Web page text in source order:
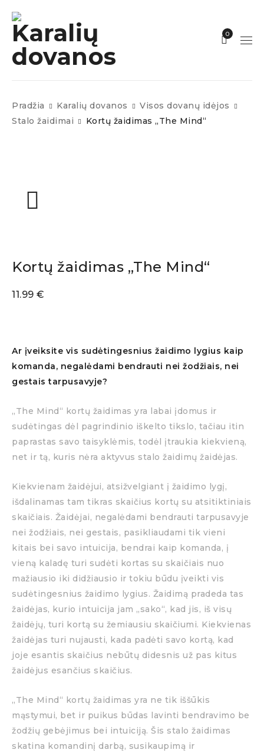
0
Pradžia Karalių dovanos
Visos dovanų idėjos
Stalo žaidimai
Kortų žaidimas „The Mind“
Kortų žaidimas „The Mind“
11.99 €
Ar įveiksite vis sudėtingesnius žaidimo lygius kaip
komanda, negalėdami bendrauti nei žodžiais, nei
gestais tarpusavyje?
„The Mind“ kortų žaidimas yra labai įdomus ir
sudėtingas dėl pagrindinio iškelto tikslo, tačiau itin
paprastas savo taisyklėmis, todėl įtraukia kiekvieną,
net ir tą, kuris nėra aktyvus stalo žaidimų žaidėjas.
Kiekvienam žaidėjui, atsižvelgiant į žaidimo lygį,
išdalinamas tam tikras skaičius kortų su atsitiktiniais
skaičiais. Žaidėjai, negalėdami bendrauti tarpusavyje
nei žodžiais, nei gestais, pasikliaudami tik vieni
kitais bei savo intuicija, bendrai kaip komanda, į
vieną kaladę turi sudėti kortas su skaičiais nuo
mažiausio iki didžiausio ir tokiu būdu įveikti vis
sudėtingesnius žaidimo lygius. Žaidimą pradeda tas
žaidėjas, kurio intuicija jam „sako“, kad jis, iš visų
žaidėjų, turi kortą su žemiausiu skaičiumi. Kiekvienas
žaidėjas turi nujausti, kada padėti savo kortą, kad
joje esantis skaičius nebūtų didesnis už pas kitus
žaidėjus esančius skaičius.
„The Mind“ kortų žaidimas yra ne tik iššūkis
mąstymui, bet ir puikus būdas lavinti bendravimo be
žodžių gebėjimus bei intuiciją. Šis stalo žaidimas
skatina komandinį darbą, susikaupimą ir